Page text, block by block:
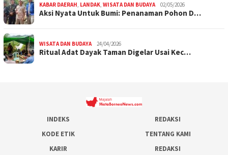
KABAR DAERAH, LANDAK, WISATA DAN BUDAYA 02/05/2026
Aksi Nyata Untuk Bumi: Penanaman Pohon D…
WISATA DAN BUDAYA 24/04/2026
Ritual Adat Dayak Taman Digelar Usai Kec…
INDEKS
REDAKSI
KODE ETIK
TENTANG KAMI
KARIR
REDAKSI